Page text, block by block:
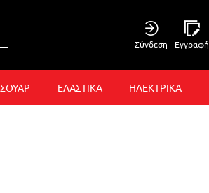
Σύνδεση Εγγραφή
ΕΛΑΣΤΙΚΑ ΗΛΕΚΤΡΙΚΑ